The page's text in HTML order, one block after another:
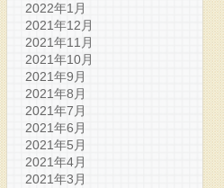
2022年1月
2021年12月
2021年11月
2021年10月
2021年9月
2021年8月
2021年7月
2021年6月
2021年5月
2021年4月
2021年3月